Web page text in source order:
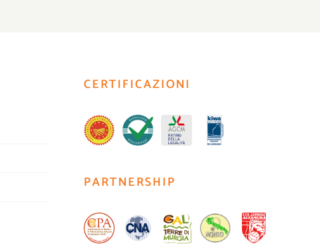
CERTIFICAZIONI
PARTNERSHIP